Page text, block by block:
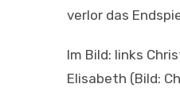
verlor das
Im Bild: links
Elisabeth (Bild: